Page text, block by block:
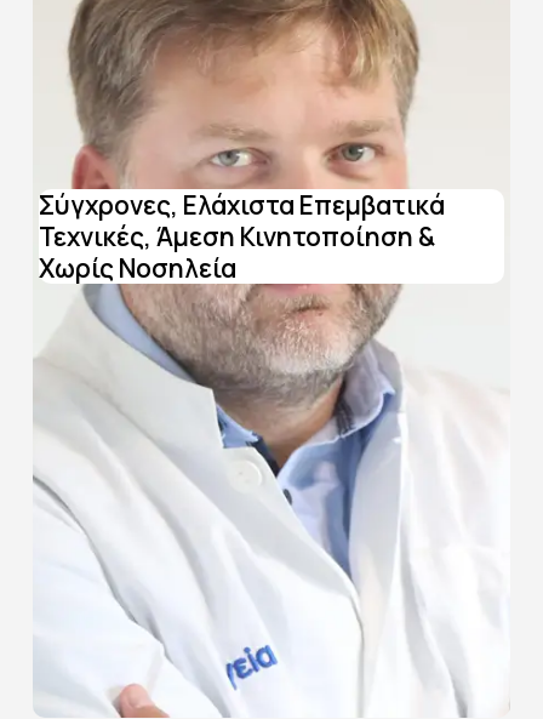
Σύγχρονες, Ελάχιστα Επεμβατικά
Τεχνικές, Άμεση Κινητοποίηση &
Χωρίς Νοσηλεία